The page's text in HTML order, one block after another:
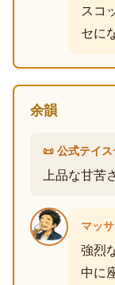
スコ
セに
余韻
📜 公式テイ
上品な甘苦
マッ
強烈
中に